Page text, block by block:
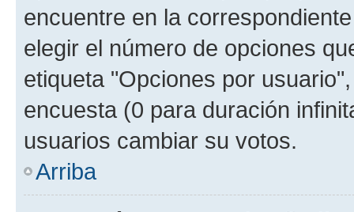
encuentre en la
elegir el número de opciones
etiqueta "Opciones por
encuesta (0 para duración
usuarios cambiar su votos.
Arriba